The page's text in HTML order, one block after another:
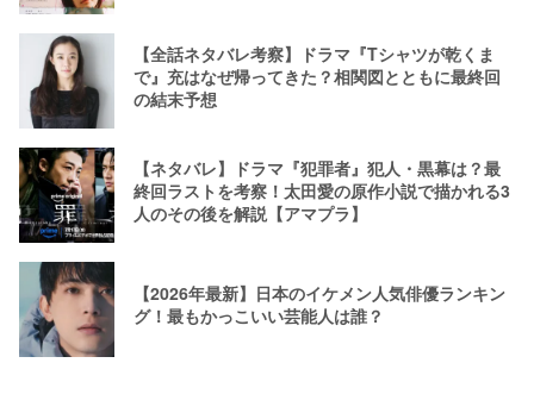
【全話ネタバレ考察】ドラマ『Tシャツが乾くま
で』充はなぜ帰ってきた？相関図とともに最終回
の結末予想
【ネタバレ】ドラマ『犯罪者』犯人・黒幕は？最
終回ラストを考察！太田愛の原作小説で描かれる3
人のその後を解説【アマプラ】
【2026年最新】日本のイケメン人気俳優ランキン
グ！最もかっこいい芸能人は誰？